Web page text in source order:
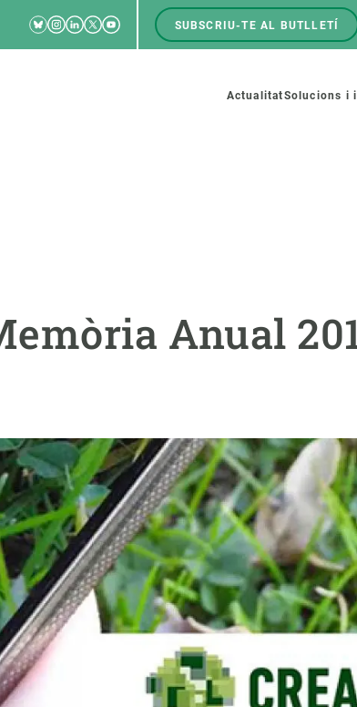
RRSS
Bluesky
Instagram
Linkedin
TwitterYoutube
Menú
SUBSCRIU-TE AL BUTLLETÍ
Menú
ActualitatSolucions i
Anual
Oportunitats acadèmiques
Vine de visitant o sabàtic
Segell de bones pràctiques HRS4R
lloc on créixer
Desenvolupament de carrera
Seminaris i activitats internes
T’oferim formació
Fes ciència amb nosaltres